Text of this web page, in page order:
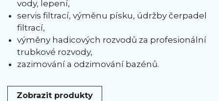
vody, lepení,
servis filtrací, výměnu písku, údržby čerpadel
filtrací,
výměny hadicových rozvodů za profesionální
trubkové rozvody,
zazimování a odzimování bazénů.
Zobrazit produkty